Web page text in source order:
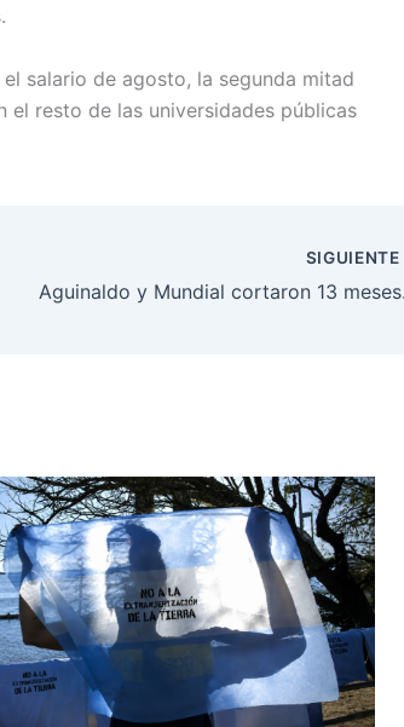
salario de agosto, la segunda mitad
el resto de las universidades públicas
SIGUIENTE